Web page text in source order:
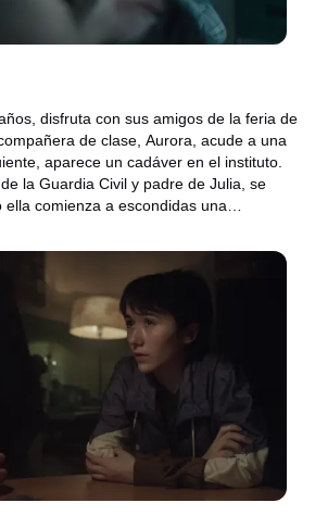
disfruta con sus amigos de la feria de
de clase, Aurora, acude a una
aparece un cadáver en el instituto.
la Guardia Civil y padre de Julia, se
comienza a escondidas una